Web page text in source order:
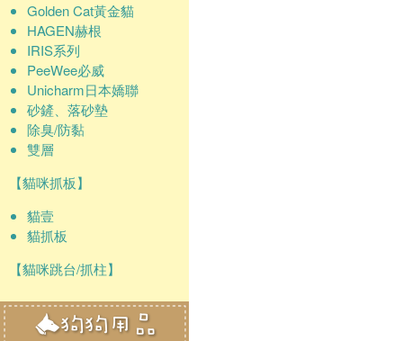
Golden Cat黃金貓
HAGEN赫根
IRIS系列
PeeWee必威
Unicharm日本嬌聯
砂鏟、落砂墊
除臭/防黏
雙層
【貓咪抓板】
貓壹
貓抓板
【貓咪跳台/抓柱】